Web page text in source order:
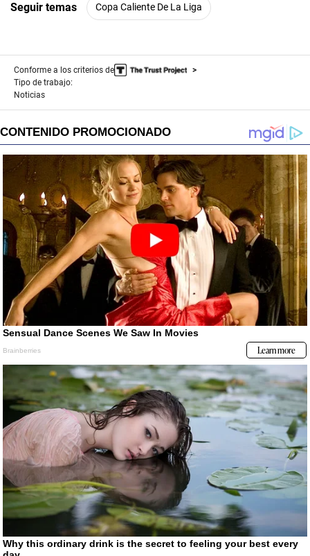
Seguir temas Copa Caliente De La Liga
Conforme a los criterios de
Tipo de trabajo:
Noticias